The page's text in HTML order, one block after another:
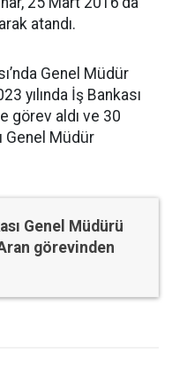
atandı.
Genel Müdür
yılında İş Bankası
görev aldı ve 30
Genel Müdür
Genel Müdürü
görevinden